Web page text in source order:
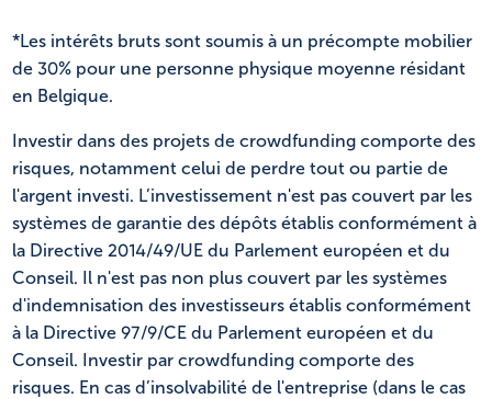
*Les intérêts bruts sont soumis à un précompte mobilier
de 30% pour une personne physique moyenne résidant
en Belgique.
Investir dans des projets de crowdfunding comporte des
risques, notamment celui de perdre tout ou partie de
l'argent investi. L’investissement n'est pas couvert par les
systèmes de garantie des dépôts établis conformément à
la Directive 2014/49/UE du Parlement européen et du
Conseil. Il n'est pas non plus couvert par les systèmes
d'indemnisation des investisseurs établis conformément
à la Directive 97/9/CE du Parlement européen et du
Conseil. Investir par crowdfunding comporte des
risques. En cas d’insolvabilité de l'entreprise (dans le cas